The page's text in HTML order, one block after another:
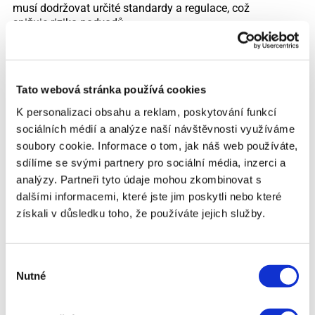
Tato webová stránka používá cookies
K personalizaci obsahu a reklam, poskytování funkcí
sociálních médií a analýze naší návštěvnosti využíváme
soubory cookie. Informace o tom, jak náš web používáte,
sdílíme se svými partnery pro sociální média, inzerci a
analýzy. Partneři tyto údaje mohou zkombinovat s
dalšími informacemi, které jste jim poskytli nebo které
získali v důsledku toho, že používáte jejich služby.
souhlasu
Nutné
musí dodržovat určité standardy a regulace, což
snižuje riziko podvodů.
Transparentní podmínky: Seriózní poskytovatel by
měl nabízet jasné a transparentní podmínky úvěru,
a dalších nákladů. Vyhněte se poskytovatelům,
kteří mají skryté poplatky nebo nejasné podmínky.
Konzultace s finančním poradcem: Pokud si nejste
jisti, zda je půjčka pro vás vhodná, zvažte
konzultaci s nezávislým finančním poradcem.
Poradce vám může pomoci vyhodnotit nabídky a
najít nejlepší řešení pro vaši finanční situaci.
Na co si dát pozor při sjednávání nebankovní
smlouvy si důkladně přečtěte všechny podmínky
nákladů. Ujistěte se, že rozumíte všem podmínkám